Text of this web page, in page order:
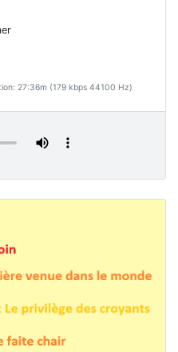
27:36m (179 kbps 44100 Hz)